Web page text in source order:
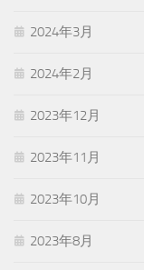
2024年3月
2024年2月
2023年12月
2023年11月
2023年10月
2023年8月